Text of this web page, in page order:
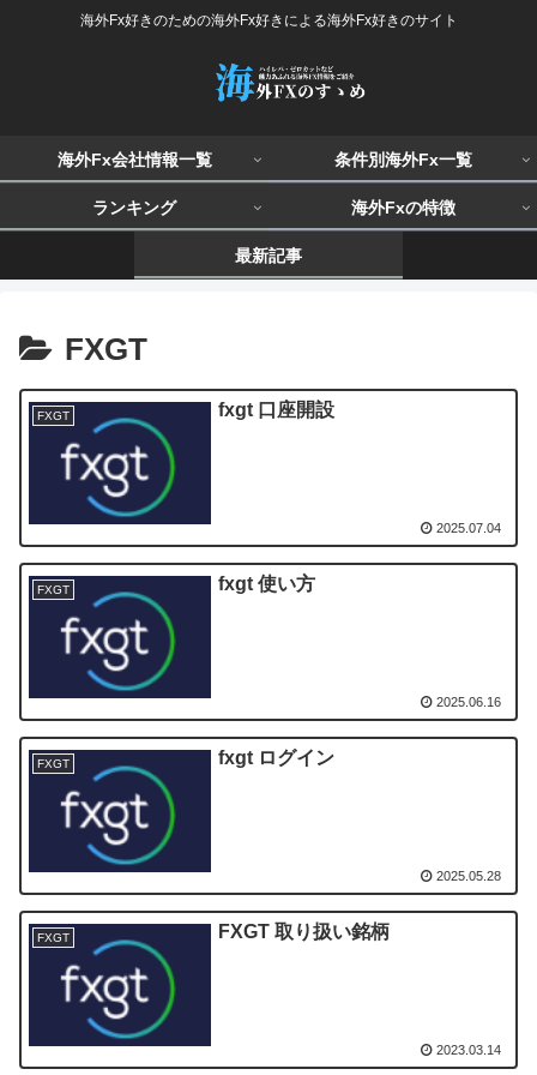
海外Fx好きのための海外Fx好きによる海外Fx好きのサイト
海外Fx会社情報一覧 条件別海外Fx一覧
ランキング 海外Fxの特徴
最新記事
FXGT
FXGT fxgt 口座開設
2025.07.04
FXGT fxgt 使い方
2025.06.16
FXGT fxgt ログイン
2025.05.28
FXGT FXGT 取り扱い銘柄
2023.03.14